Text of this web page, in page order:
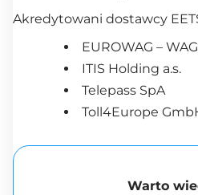
Akredytowani dostawcy
EUROWAG –
ITIS Holding a.s.
Telepass SpA
Toll4Europe
Warto